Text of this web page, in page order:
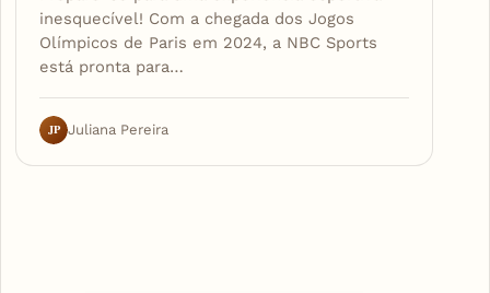
inesquecível! Com a chegada dos Jogos
Olímpicos de Paris em 2024, a NBC Sports
está pronta para…
JP Juliana Pereira